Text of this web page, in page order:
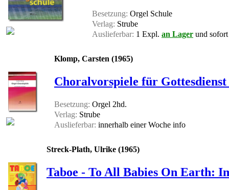
Besetzung: Orgel Schule
Verlag: Strube
Auslieferbar: 1 Expl. an Lager und
Klomp, Carsten (1965)
Choralvorspiele für
Besetzung: Orgel 2hd.
Verlag: Strube
Auslieferbar: innerhalb einer Woche info
Streck-Plath, Ulrike (1965)
Taboe - To All Babies On Earth: